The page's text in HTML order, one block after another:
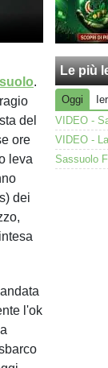
.
del
ore
leva
dei
l'ok
Le più
Oggi